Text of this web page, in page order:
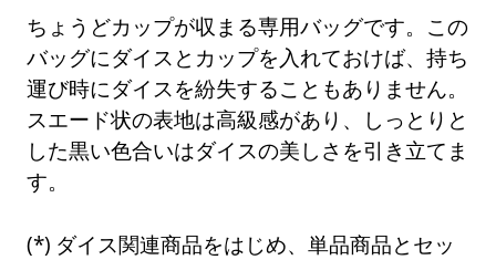
ちょうどカップが収まる専用バッグです。この
バッグにダイスとカップを入れておけば、持ち
運び時にダイスを紛失することもありません。
スエード状の表地は高級感があり、しっとりと
した黒い色合いはダイスの美しさを引き立てま
す。
ダイス関連商品をはじめ、単品商品とセッ